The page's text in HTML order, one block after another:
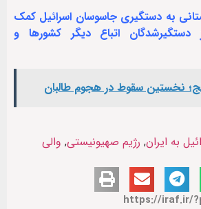
به دستگیری جاسوسان اسرائیل کمک
اتباع دیگر کشورها و
نخستین سقوط در هجوم طالبان
به ایران, رژیم صهیونیستی, والی